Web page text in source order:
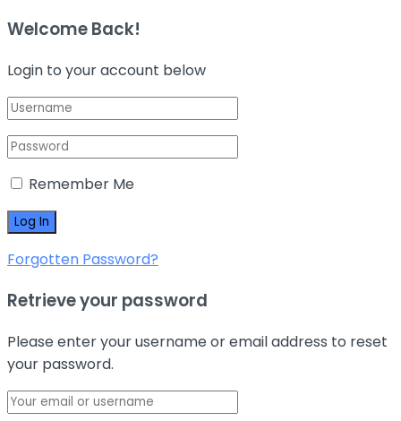
Welcome Back!
Login to your account below
Remember Me
Forgotten Password?
Retrieve your password
Please enter your username or email address to reset
your password.